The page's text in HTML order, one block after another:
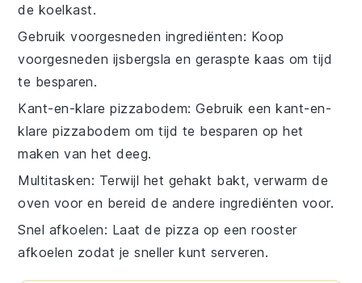
de koelkast.
Gebruik voorgesneden ingrediënten: Koop
voorgesneden ijsbergsla en gerasptekaas om tijd
te besparen.
Kant-en-klare pizzabodem: Gebruik een kant-en-
klarepizzabodem om tijd te besparen op het
maken van het deeg.
Multitasken: Terwijl het gehakt bakt, verwarm de
oven voor en bereid de andere ingrediënten voor.
Snel afkoelen: Laat de pizza op een rooster
afkoelen zodat je sneller kunt serveren.